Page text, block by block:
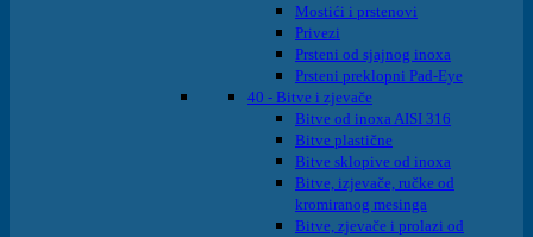
Mostići i prstenovi
Privezi
Prsteni od sjajnog inoxa
Prsteni preklopni Pad-Eye
40 - Bitve i zjevače
Bitve od inoxa AISI 316
Bitve plastične
Bitve sklopive od inoxa
Bitve, izjevače, ručke od
kromiranog mesinga
Bitve, zjevače i prolazi od